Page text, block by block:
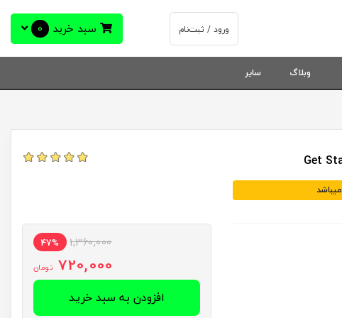
ورود / ثبت‌نام سبد خرید 0
وبلاگ سایر
1,360,000
47%
720,000 تومان
افزودن به سبد خرید